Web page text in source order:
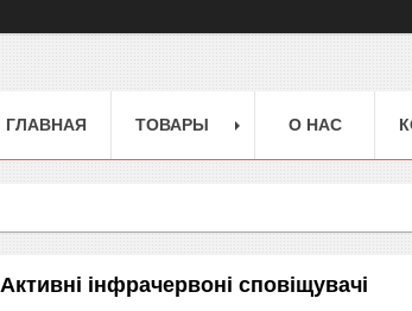
ГЛАВНАЯ ТОВАРЫ О НАС
Активні інфрачервоні сповіщувачі